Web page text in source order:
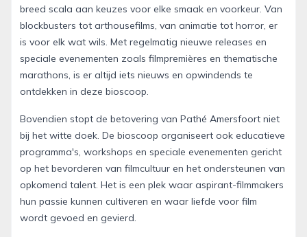
breed scala aan keuzes voor elke smaak en voorkeur. Van
blockbusters tot arthousefilms, van animatie tot horror, er
is voor elk wat wils. Met regelmatig nieuwe releases en
speciale evenementen zoals filmpremières en thematische
marathons, is er altijd iets nieuws en opwindends te
ontdekken in deze bioscoop.
Bovendien stopt de betovering van Pathé Amersfoort niet
bij het witte doek. De bioscoop organiseert ook educatieve
programma's, workshops en speciale evenementen gericht
op het bevorderen van filmcultuur en het ondersteunen van
opkomend talent. Het is een plek waar aspirant-filmmakers
hun passie kunnen cultiveren en waar liefde voor film
wordt gevoed en gevierd.